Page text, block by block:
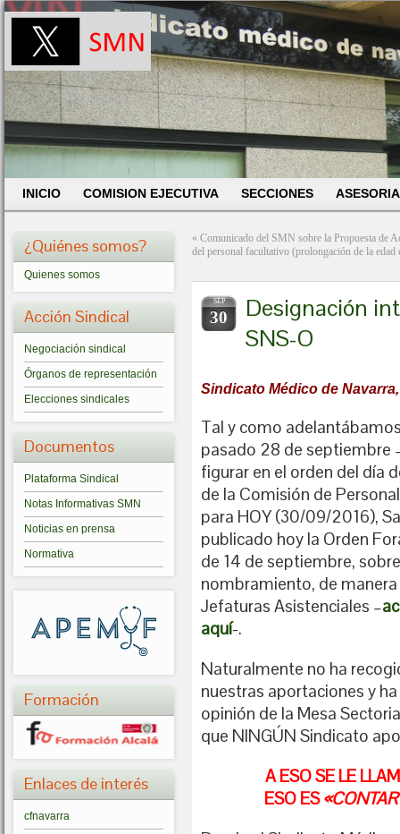
INICIO COMISION EJECUTIVA SECCIONES
¿Quiénes somos?
Quienes somos
Acción Sindical
Negociación sindical
Órganos de representación
Elecciones sindicales
Documentos
Plataforma Sindical
Notas Informativas SMN
Noticias en prensa
Normativa
Formación
Enlaces de interés
cfnavarra
« Comunicado del SMN sobre la Propuesta de
del personal facultativo (prolongación de la edad
SEP
30
Designación
SNS-O
Sindicato Médico de
Tal y como
pasado 28 de septiembre
figurar en el orden del día
de la Comisión de
para HOY (30/09/2016),
publicado hoy la Orden
de 14 de septiembre,
nombramiento, de
Jefaturas Asistenciales –
aquí-.
Naturalmente no ha
nuestras aportaciones y
opinión de la Mesa
que NINGÚN Sindicato
A ESO SE LE
ESO ES